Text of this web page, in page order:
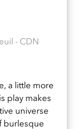
- CDN
a little more
play makes
universe
burlesque